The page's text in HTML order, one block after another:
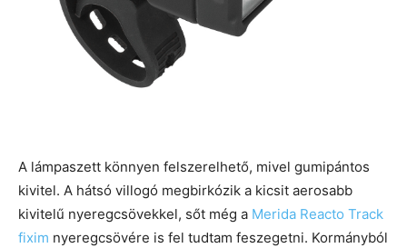
A lámpaszett könnyen felszerelhető, mivel gumipántos
kivitel. A hátsó villogó megbirkózik a kicsit aerosabb
kivitelű nyeregcsövekkel, sőt még a Merida Reacto Track
fixim nyeregcsövére is fel tudtam feszegetni. Kormányból